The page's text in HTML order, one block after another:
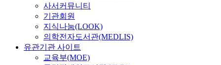
사서커뮤니티
기관회원
지식나눔(LOOK)
의학전자도서관(MEDLIS)
유관기관 사이트
교육부(MOE)